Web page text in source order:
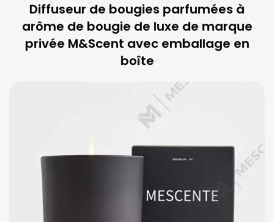
Diffuseur de bougies parfumées à
arôme de bougie de luxe de marque
privée M&Scent avec emballage en
boîte